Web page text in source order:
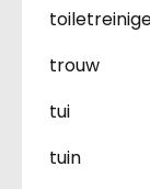
trouw
tui
tuin